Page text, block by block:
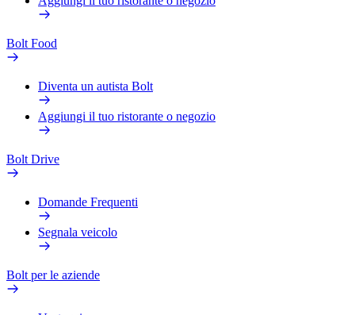
Bolt Food
Diventa un autista Bolt
Aggiungi il tuo ristorante o negozio
Bolt Drive
Domande Frequenti
Segnala veicolo
Bolt per le aziende